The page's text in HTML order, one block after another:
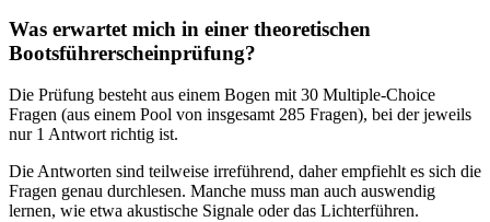
Was erwartet mich in einer theoretischen
Bootsführerscheinprüfung?
Die Prüfung besteht aus einem Bogen mit 30 Multiple-Choice
Fragen (aus einem Pool von insgesamt 285 Fragen), bei der jeweils
nur 1 Antwort richtig ist.
Die Antworten sind teilweise irreführend, daher empfiehlt es sich die
Fragen genau durchlesen. Manche muss man auch auswendig
lernen, wie etwa akustische Signale oder das Lichterführen.